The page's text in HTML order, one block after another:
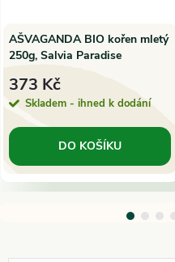
AŠVAGANDA BIO kořen mletý
250g, Salvia Paradise
373 Kč
Skladem - ihned k dodání
DO KOŠÍKU